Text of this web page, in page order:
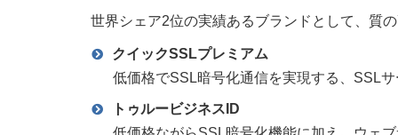
世界シェア2位の実績あるブランドとして、質
クイックSSLプレミアム
低価格でSSL暗号化通信を実現する、SSL
トゥルービジネスID